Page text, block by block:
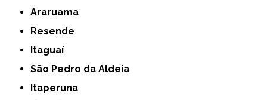
Araruama
Resende
Itaguaí
São Pedro da Aldeia
Itaperuna